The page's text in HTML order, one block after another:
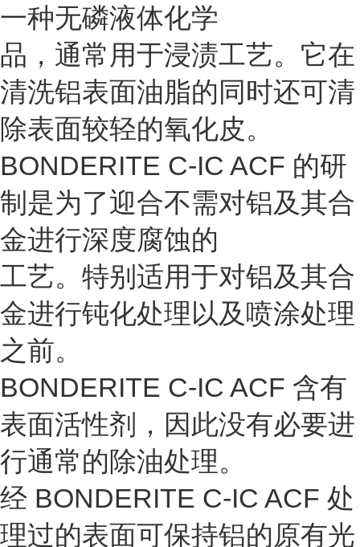
一种无磷液体化学
品，通常用于浸渍工艺。它在
清洗铝表面油脂的同时还可清
除表面较轻的氧化皮。
BONDERITE C-IC ACF 的研
制是为了迎合不需对铝及其合
金进行深度腐蚀的
工艺。特别适用于对铝及其合
金进行钝化处理以及喷涂处理
之前。
BONDERITE C-IC ACF 含有
表面活性剂，因此没有必要进
行通常的除油处理。
经 BONDERITE C-IC ACF 处
理过的表面可保持铝的原有光